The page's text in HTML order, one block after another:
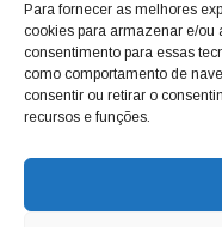
Para fornecer as melhores
cookies para armazenar e/ou
consentimento para essas
como comportamento de
consentir ou retirar o
recursos e funções.
com o foco de trazer
deixamos de lado as
questionando os
para a cidade e sempre